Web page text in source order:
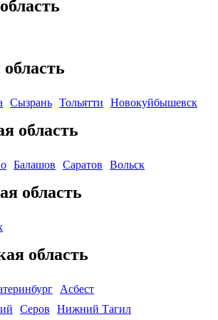
Сызрань Тольятти Новокуйбышевск
область
Балашов Саратов Вольск
область
область
Асбест
Серов Нижний Тагил